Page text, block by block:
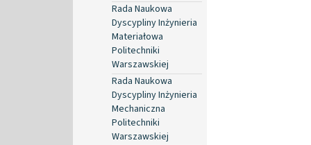
Rada Naukowa
Dyscypliny Inżynieria
Materiałowa
Politechniki
Warszawskiej
Rada Naukowa
Dyscypliny Inżynieria
Mechaniczna
Politechniki
Warszawskiej